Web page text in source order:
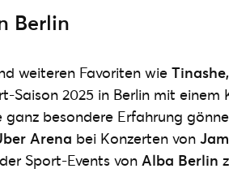
Berlin
weiteren Favoriten wie
Saison 2025 in Berlin mit einem
ganz besondere Erfahrung
Arena bei Konzerten von
Sport-Events von Alba Berlin